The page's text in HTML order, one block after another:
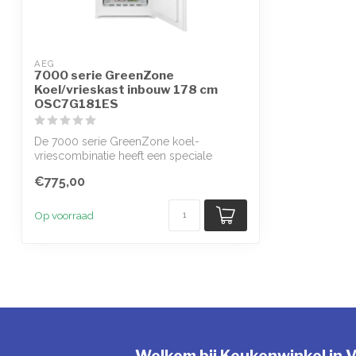
AEG
7000 serie GreenZone
Koel/vrieskast inbouw 178 cm
OSC7G181ES
De 7000 serie GreenZone koel-
vriescombinatie heeft een speciale
€775,00
Op voorraad